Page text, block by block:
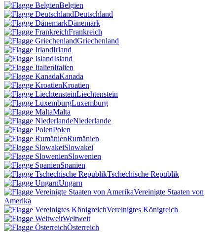
Belgien
Deutschland
Dänemark
Frankreich
Griechenland
Irland
Island
Italien
Kanada
Kroatien
Liechtenstein
Luxemburg
Malta
Niederlande
Polen
Rumänien
Slowakei
Slowenien
Spanien
Tschechische Republik
Ungarn
Vereinigte Staaten von
Amerika
Vereinigtes Königreich
Weltweit
Österreich